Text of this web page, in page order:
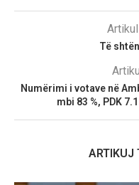
Të
Numërimi i votave në
mbi 83 %, PDK
ARTIKUJ